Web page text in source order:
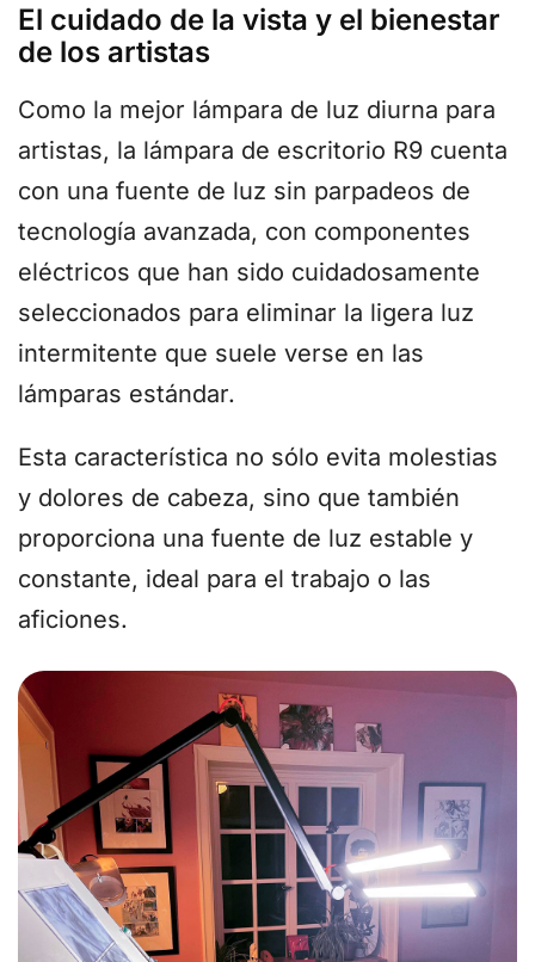
El cuidado de la vista y el bienestar
de los artistas
Como la mejor lámpara de luz diurna para
artistas, la lámpara de escritorio R9 cuenta
con una fuente de luz sin parpadeos de
tecnología avanzada, con componentes
eléctricos que han sido cuidadosamente
seleccionados para eliminar la ligera luz
intermitente que suele verse en las
lámparas estándar.
Esta característica no sólo evita molestias
y dolores de cabeza, sino que también
proporciona una fuente de luz estable y
constante, ideal para el trabajo o las
aficiones.